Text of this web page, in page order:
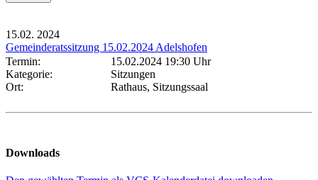
15.02. 2024
Gemeinderatssitzung 15.02.2024 Adelshofen
Termin:
15.02.2024 19:30 Uhr
Kategorie:
Sitzungen
Ort:
Rathaus, Sitzungssaal
Downloads